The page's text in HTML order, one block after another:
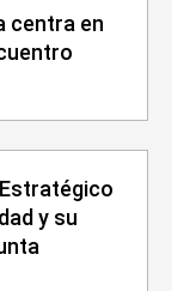
centra en
y su